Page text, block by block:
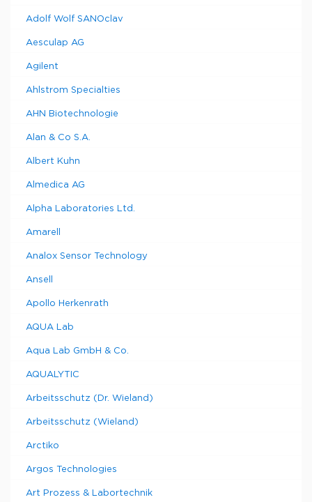
Adolf Wolf SANOclav
Aesculap AG
Agilent
Ahlstrom Specialties
AHN Biotechnologie
Alan & Co S.A.
Albert Kuhn
Almedica AG
Alpha Laboratories Ltd.
Amarell
Analox Sensor Technology
Ansell
Apollo Herkenrath
AQUA Lab
Aqua Lab GmbH & Co.
AQUALYTIC
Arbeitsschutz (Dr. Wieland)
Arbeitsschutz (Wieland)
Arctiko
Argos Technologies
Art Prozess & Labortechnik